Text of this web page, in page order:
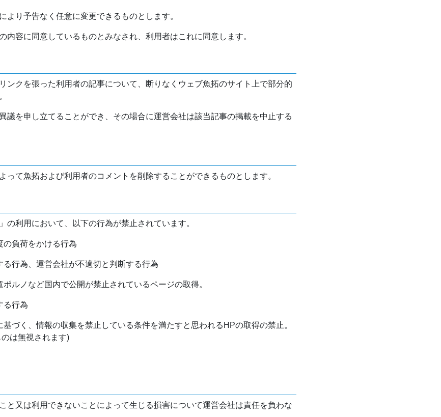
より予告なく任意に変更できるものとします。
内容に同意しているものとみなされ、利用者はこれに同意します。
ンクを張った利用者の記事について、断りなくウェブ魚拓のサイト上で部分的
議を申し立てることができ、その場合に運営会社は該当記事の掲載を中止する
って魚拓および利用者のコメントを削除することができるものとします。
の利用において、以下の行為が禁止されています。
の負荷をかける行為
行為、運営会社が不適切と判断する行為
ルノなど国内で公開が禁止されているページの取得。
る行為
づく、情報の収集を禁止している条件を満たすと思われるHPの取得の禁止。
は無視されます)
と又は利用できないことによって生じる損害について運営会社は責任を負わな